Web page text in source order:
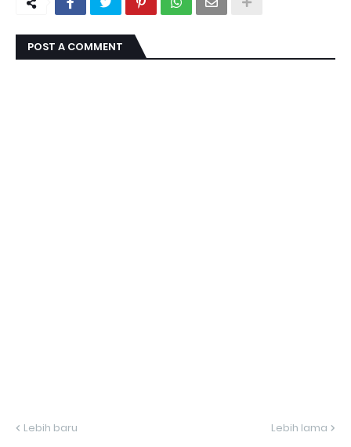
POST A COMMENT
Lebih baru Lebih lama